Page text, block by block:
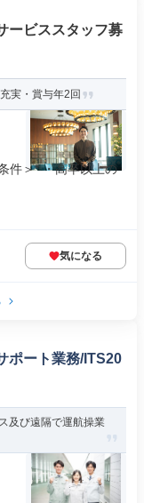
ービススタッフ募
実・賞与年2回
件＞* ・高卒以上の
気になる
ポート業務/ITS20
及び遠隔で運航操業